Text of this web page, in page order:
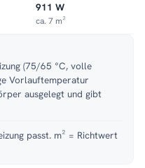
911 W
ca. 7 m²
(75/65 °C, volle
Vorlauftemperatur
ausgelegt und gibt
passt. m² = Richtwert